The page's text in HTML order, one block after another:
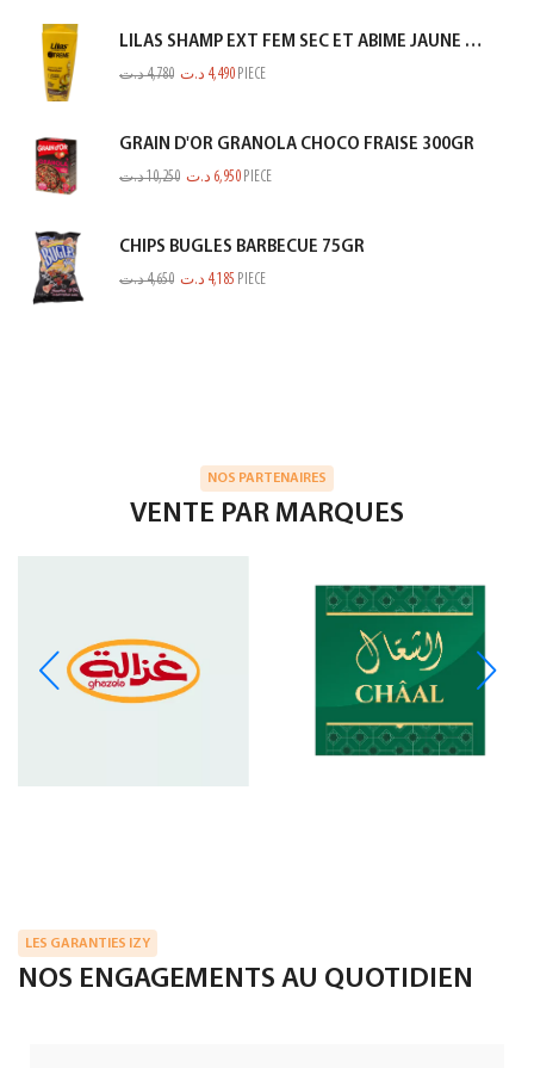
LILAS SHAMP EXT FEM SEC ET ABIME JAUNE 350ML
4,780د.ت 4,490 د.ت PIECE
GRAIN D'OR GRANOLA CHOCO FRAISE 300GR
10,250د.ت 6,950 د.ت PIECE
CHIPS BUGLES BARBECUE 75GR
4,650د.ت 4,185 د.ت PIECE
NOS PARTENAIRES
VENTE PAR MARQUES
LES GARANTIES IZY
NOS ENGAGEMENTS AU QUOTIDIEN